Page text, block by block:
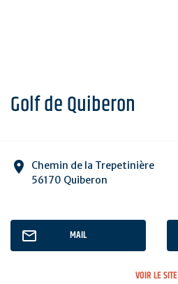
Golf de Quiberon
Chemin de la Trepetinière
56170 Quiberon
MAIL
VOIR LE SITE